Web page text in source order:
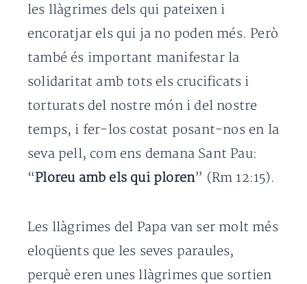
les llàgrimes dels qui pateixen i
encoratjar els qui ja no poden més. Però
també és important manifestar la
solidaritat amb tots els crucificats i
torturats del nostre món i del nostre
temps, i fer-los costat posant-nos en la
seva pell, com ens demana Sant Pau:
“Ploreu amb els qui ploren” (Rm 12:15).
Les llàgrimes del Papa van ser molt més
eloqüents que les seves paraules,
perquè eren unes llàgrimes que sortien